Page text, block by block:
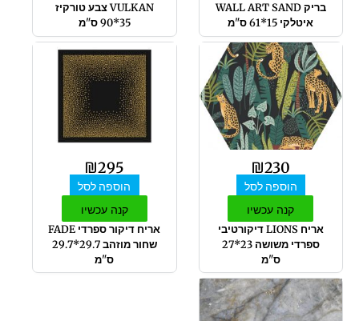
בריק WALL ART SAND
איטלקי 15*61 ס"מ
VULKAN צבע טורקיז
35*90 ס"מ
₪230
הוספה לסל
קנה עכשיו
אריח LIONS דיקורטיבי
ספרדי משושה 23*27
ס"מ
₪295
הוספה לסל
קנה עכשיו
אריח דיקור ספרדי FADE
שחור מוזהב 29.7*29.7
ס"מ